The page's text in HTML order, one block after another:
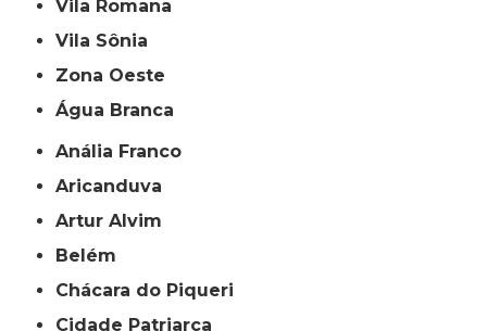
Vila Romana
Vila Sônia
Zona Oeste
Água Branca
Anália Franco
Aricanduva
Artur Alvim
Belém
Chácara do Piqueri
Cidade Patriarca